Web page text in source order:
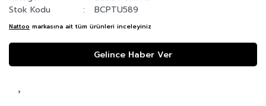
Stok Kodu
BCPTU589
Nattoo markasına ait tüm ürünleri inceleyiniz
Gelince Haber Ver